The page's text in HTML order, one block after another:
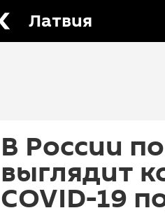
Латвия
В России
выглядит
COVID-19